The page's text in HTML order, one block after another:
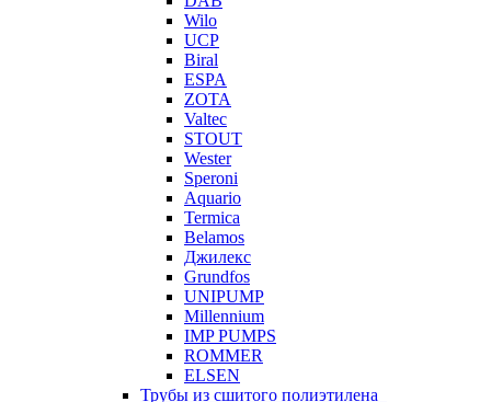
Wilo
UCP
Biral
ESPA
ZOTA
Valtec
STOUT
Wester
Speroni
Aquario
Termica
Belamos
Джилекс
Grundfos
UNIPUMP
Millennium
IMP PUMPS
ROMMER
ELSEN
Трубы из сшитого полиэтилена